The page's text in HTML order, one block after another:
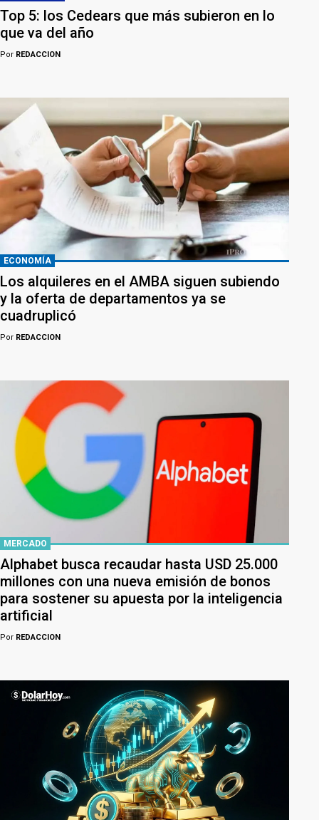
Top 5: los Cedears que más subieron en lo
que va del año
Por REDACCION
ECONOMÍA
Los alquileres en el AMBA siguen subiendo
y la oferta de departamentos ya se
cuadruplicó
Por REDACCION
MERCADO
Alphabet busca recaudar hasta USD 25.000
millones con una nueva emisión de bonos
para sostener su apuesta por la inteligencia
artificial
Por REDACCION